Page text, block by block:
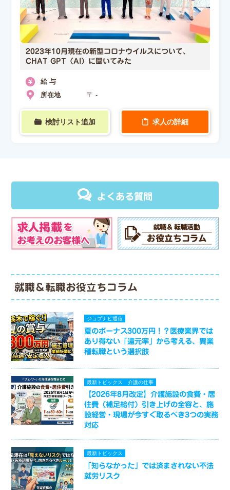
2023年10月現在の新型コロナウイルスについて、
CHAT GPT（AI）に聞いてみた
給 与
所在地
〒 -
検討リスト追加 求人の詳細
よくある質問
就職＆転職お役立ちコラム
ジョブナビ通信
夏のボーナス300万円！？医療業界では
あり得ない「還元率」から考える、異業
種転職という選択肢
最新トピックス 介護の仕事
【2026年8月改定】介護施設の食費・居
住費（補足給付）引き上げの全容と、施
設経営・現場が今すぐ取るべき3つの実務
対応
最新トピックス
「知らなかった」では済まされない不法
就労リスク